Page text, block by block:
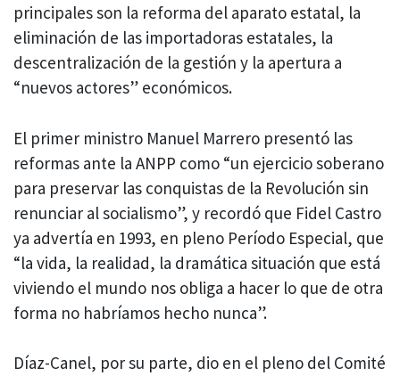
principales son la reforma del aparato estatal, la
eliminación de las importadoras estatales, la
descentralización de la gestión y la apertura a
“nuevos actores” económicos.
El primer ministro Manuel Marrero presentó las
reformas ante la ANPP como “un ejercicio soberano
para preservar las conquistas de la Revolución sin
renunciar al socialismo”, y recordó que Fidel Castro
ya advertía en 1993, en pleno Período Especial, que
“la vida, la realidad, la dramática situación que está
viviendo el mundo nos obliga a hacer lo que de otra
forma no habríamos hecho nunca”.
Díaz-Canel, por su parte, dio en el pleno del Comité